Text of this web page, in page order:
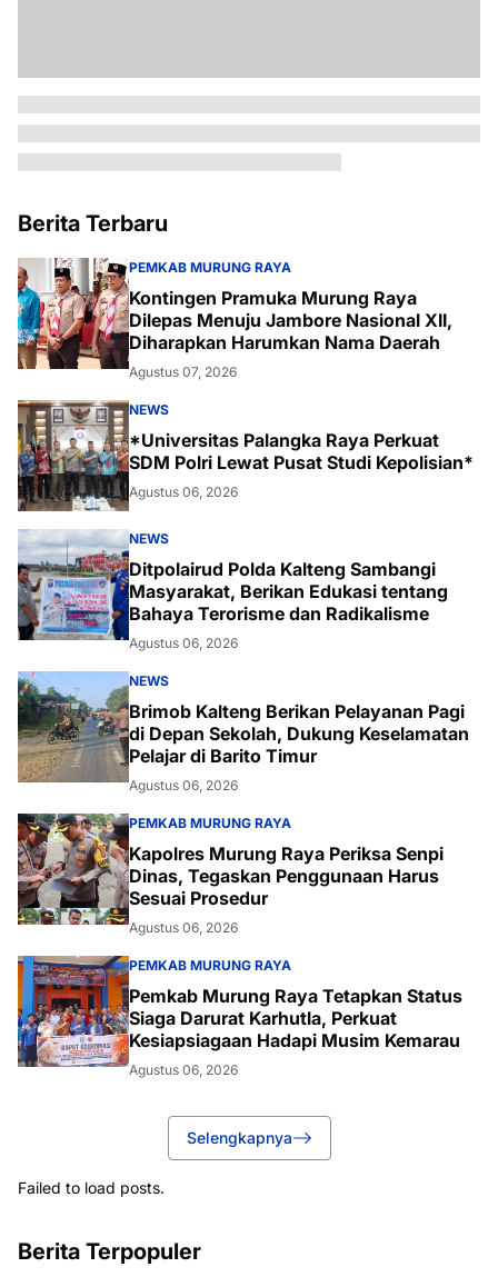
Berita Terbaru
PEMKAB MURUNG RAYA
Kontingen Pramuka Murung Raya
Dilepas Menuju Jambore Nasional XII,
Diharapkan Harumkan Nama Daerah
Agustus 07, 2026
NEWS
*Universitas Palangka Raya Perkuat
SDM Polri Lewat Pusat Studi Kepolisian*
Agustus 06, 2026
NEWS
Ditpolairud Polda Kalteng Sambangi
Masyarakat, Berikan Edukasi tentang
Bahaya Terorisme dan Radikalisme
Agustus 06, 2026
NEWS
Brimob Kalteng Berikan Pelayanan Pagi
di Depan Sekolah, Dukung Keselamatan
Pelajar di Barito Timur
Agustus 06, 2026
PEMKAB MURUNG RAYA
Kapolres Murung Raya Periksa Senpi
Dinas, Tegaskan Penggunaan Harus
Sesuai Prosedur
Agustus 06, 2026
PEMKAB MURUNG RAYA
Pemkab Murung Raya Tetapkan Status
Siaga Darurat Karhutla, Perkuat
Kesiapsiagaan Hadapi Musim Kemarau
Agustus 06, 2026
Selengkapnya
Failed to load posts.
Berita Terpopuler